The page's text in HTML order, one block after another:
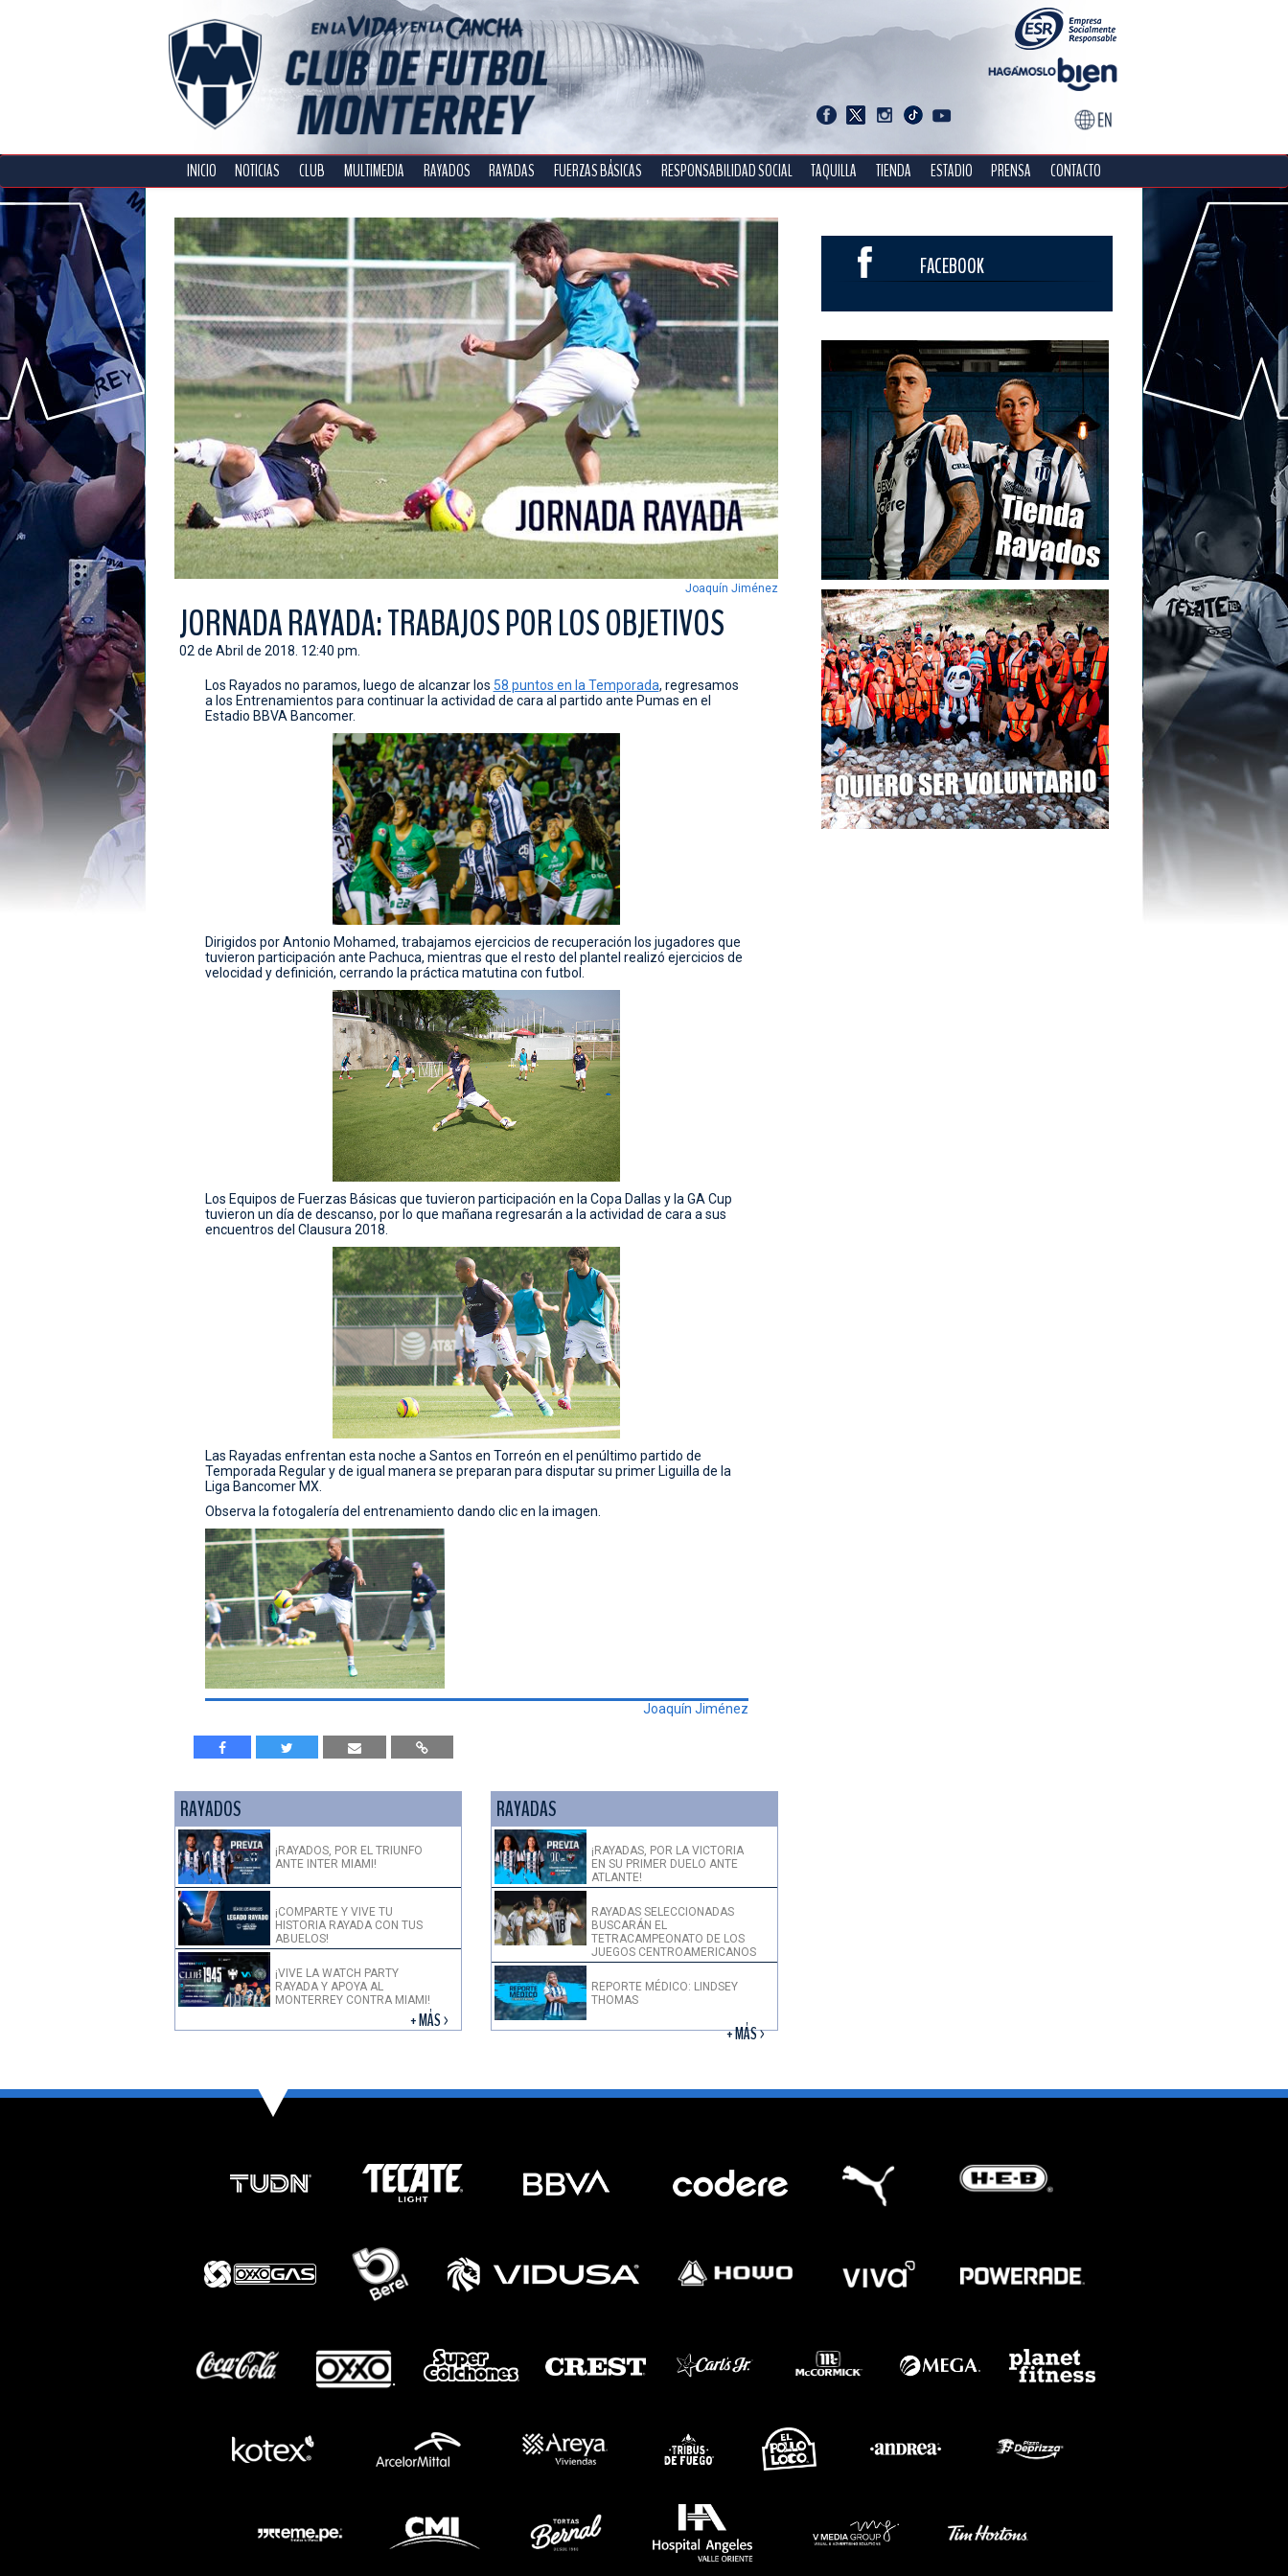
INICIO NOTICIAS CLUB MULTIMEDIA RAYADOS RAYADAS FUERZAS BÁSICAS RESPONSABILIDAD SOCIAL TAQUILLA TIENDA ESTADIO PRENSA CONTACTO
Joaquín Jiménez
JORNADA RAYADA: TRABAJOS POR LOS OBJETIVOS
02 de Abril de 2018. 12:40 pm.
Los Rayados no paramos, luego de alcanzar los 58 puntos en la Temporada, regresamos
a los Entrenamientos para continuar la actividad de cara al partido ante Pumas en el
Estadio BBVA Bancomer.
Dirigidos por Antonio Mohamed, trabajamos ejercicios de recuperación los jugadores que
tuvieron participación ante Pachuca, mientras que el resto del plantel realizó ejercicios de
velocidad y definición, cerrando la práctica matutina con futbol.
Los Equipos de Fuerzas Básicas que tuvieron participación en la Copa Dallas y la GA Cup
tuvieron un día de descanso, por lo que mañana regresarán a la actividad de cara a sus
encuentros del Clausura 2018.
Las Rayadas enfrentan esta noche a Santos en Torreón en el penúltimo partido de
Temporada Regular y de igual manera se preparan para disputar su primer Liguilla de la
Liga Bancomer MX.
Observa la fotogalería del entrenamiento dando clic en la imagen.
Joaquín Jiménez
RAYADOS
¡RAYADOS, POR EL TRIUNFO
ANTE INTER MIAMI!
¡COMPARTE Y VIVE TU
HISTORIA RAYADA CON TUS
ABUELOS!
¡VIVE LA WATCH PARTY
RAYADA Y APOYA AL
MONTERREY CONTRA MIAMI!
+ MÁS >
RAYADAS
¡RAYADAS, POR LA VICTORIA
EN SU PRIMER DUELO ANTE
ATLANTE!
RAYADAS SELECCIONADAS
BUSCARÁN EL
TETRACAMPEONATO DE LOS
JUEGOS CENTROAMERICANOS
REPORTE MÉDICO: LINDSEY
THOMAS
+ MÁS >
FACEBOOK